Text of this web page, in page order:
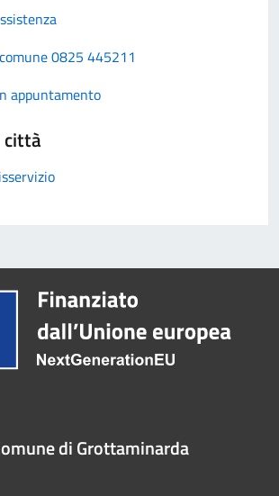
0825 445211
appuntamento
città
di Grottaminarda